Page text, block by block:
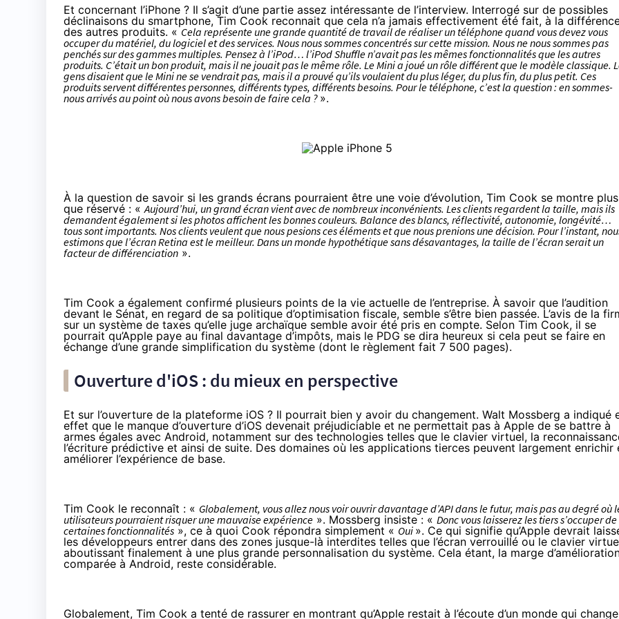
Et concernant l’iPhone ? Il s’agit d’une partie assez intéressante de l’interview. Interrogé sur de possibles
déclinaisons du smartphone, Tim Cook reconnait que cela n’a jamais effectivement été fait, à la
des autres produits. «Cela représente une grande quantité de travail de réaliser un téléphone quand vous devez vous
occuper du matériel, du logiciel et des services. Nous nous sommes concentrés sur cette mission. Nous ne nous sommes pas
penchés sur des gammes multiples. Pensez à l’iPod… l’iPod Shuffle n’avait pas les mêmes fonctionnalités que les autres
produits. C’était un bon produit, mais il ne jouait pas le même rôle. Le Mini a joué un rôle différent que le modèle classique.
gens disaient que le Mini ne se vendrait pas, mais il a prouvé qu’ils voulaient du plus léger, du plus fin, du plus petit. Ces
produits servent différentes personnes, différents types, différents besoins. Pour le téléphone, c’est la question : en sommes-
nous arrivés au point où nous avons besoin de faire cela ? ».
À la question de savoir si les grands écrans pourraient être une voie d’évolution, Tim Cook se montre plus
que réservé : «Aujourd’hui, un grand écran vient avec de nombreux inconvénients. Les clients regardent la taille, mais ils
demandent également si les photos affichent les bonnes couleurs. Balance des blancs, réflectivité, autonomie, longévité…
tous sont importants. Nos clients veulent que nous pesions ces éléments et que nous prenions une décision. Pour l’instant,
estimons que l’écran Retina est le meilleur. Dans un monde hypothétique sans désavantages, la taille de l’écran serait un
facteur de différenciation ».
Tim Cook a également confirmé plusieurs points de la vie actuelle de l’entreprise. À savoir que l’audition
devant le Sénat, en regard de sa politique d’optimisation fiscale, semble s’être bien passée. L’avis de la
sur un système de taxes qu’elle juge archaïque semble avoir été pris en compte. Selon Tim Cook, il se
pourrait qu’Apple paye au final davantage d’impôts, mais le PDG se dira heureux si cela peut se faire en
échange d’une grande simplification du système (dont le règlement fait 7 500 pages).
Ouverture d'iOS : du mieux en perspective
Et sur l’ouverture de la plateforme iOS ? Il pourrait bien y avoir du changement. Walt Mossberg a indiqué
effet que le manque d’ouverture d’iOS devenait préjudiciable et ne permettait pas à Apple de se battre à
armes égales avec Android, notamment sur des technologies telles que le clavier virtuel, la
l’écriture prédictive et ainsi de suite. Des domaines où les applications tierces peuvent largement enrichir
améliorer l’expérience de base.
Tim Cook le reconnaît : « Globalement, vous allez nous voir ouvrir davantage d’API dans le futur, mais pas au degré où
utilisateurs pourraient risquer une mauvaise expérience ». Mossberg insiste : « Donc vous laisserez les tiers s’occuper de
certaines fonctionnalités », ce à quoi Cook répondra simplement « Oui ». Ce qui signifie qu’Apple devrait
les développeurs entrer dans des zones jusque-là interdites telles que l’écran verrouillé ou le clavier
aboutissant finalement à une plus grande personnalisation du système. Cela étant, la marge
comparée à Android, reste considérable.
Globalement, Tim Cook a tenté de rassurer en montrant qu’Apple restait à l’écoute d’un monde qui